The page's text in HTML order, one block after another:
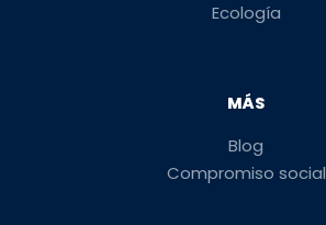
Ecología
MÁS
Blog
Compromiso social